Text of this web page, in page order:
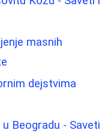
masnih
dejstvima
Beogradu - Saveti